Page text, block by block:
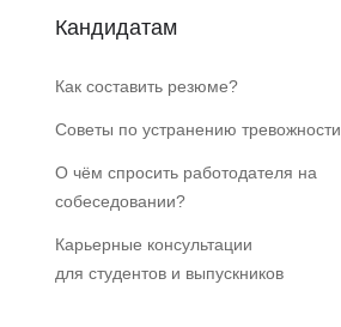
Кандидатам
Как составить резюме?
Советы по устранению тревожности
О чём спросить работодателя на
собеседовании?
Карьерные консультации
для студентов и выпускников